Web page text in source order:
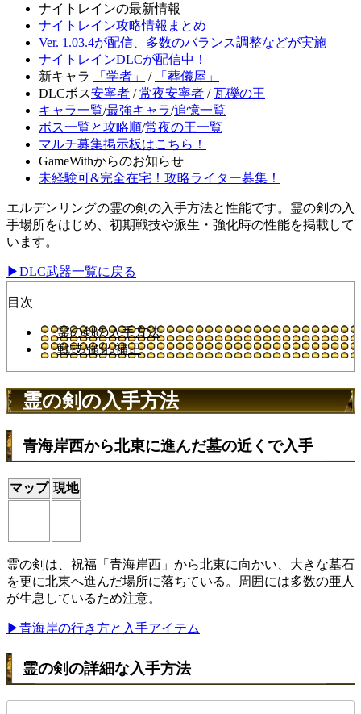
ナイトレインの最新情報
ナイトレイン攻略情報まとめ
Ver. 1.03.4が配信、多数のバランス調整などが実施
ナイトレインDLCが配信中！
新キャラ
「学者」 /
「葬儀屋」
DLCボス安寧者 /常夜安寧者 /瓦礫の王
キャラ一覧/最強キャラ/追憶一覧
ボス一覧と攻略順/常夜の王一覧
マルチ募集掲示板はこちら！
GameWithからのお知らせ
未経験可&完全在宅！攻略ライター募集！
エルデンリングの霊の剣の入手方法と性能です。霊の剣の入
手場所をはじめ、初期戦技や派生・強化時の性能を掲載して
います。
▶DLC武器一覧に戻る
目次
霊の剣の入手方法
戦技/強化/補正
霊の剣の入手方法
青海岸西から北東に進んだ墓の近くで入手
マップ 現地
霊の剣は、祝福「青海岸西」から北東に向かい、大きな墓石
を更に北東へ進んだ場所に落ちている。周囲には多数の亜人
が生息しているため注意。
▶青海岸の行き方と入手アイテム
霊の剣の詳細な入手方法